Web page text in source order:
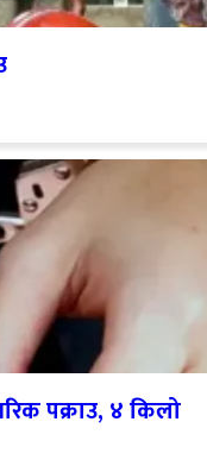
पक्राउ, ४ किलो